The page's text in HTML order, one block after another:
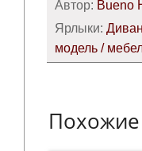
Автор: Bueno
Ярлыки:
модель /